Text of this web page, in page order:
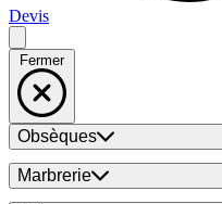
Devis
Fermer
Obsèques
Marbrerie